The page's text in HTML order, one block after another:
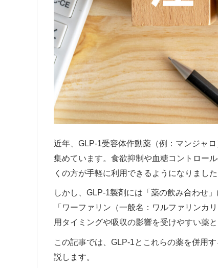
近年、GLP-1受容体作動薬（例：マンジャ
集めています。食欲抑制や血糖コントロー
くの方が手軽に利用できるようになりました
しかし、GLP-1製剤には「薬の飲み合わせ
「ワーファリン（一般名：ワルファリンカ
用タイミングや吸収の影響を受けやすい薬
この記事では、GLP-1とこれらの薬を併用
説します。